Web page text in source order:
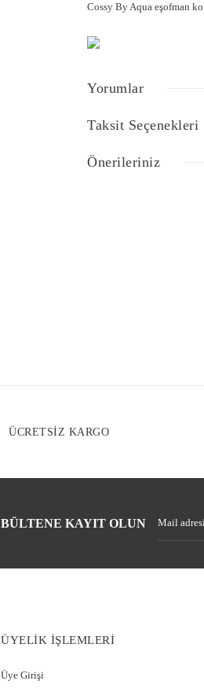
Cossy By Aqua eşofman
Yorumlar
Bu
Taksit Seçenekleri
Önerileriniz
ÜCRETSİZ KARGO
BÜLTENE KAYIT OLUN
ÜYELİK İŞLEMLERİ
Üye Girişi